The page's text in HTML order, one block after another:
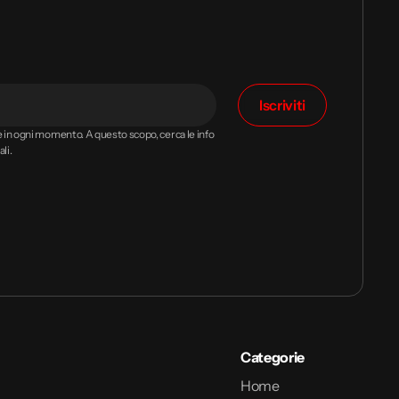
Iscriviti
ogni momento. A questo scopo, cerca le info
Categorie
Home